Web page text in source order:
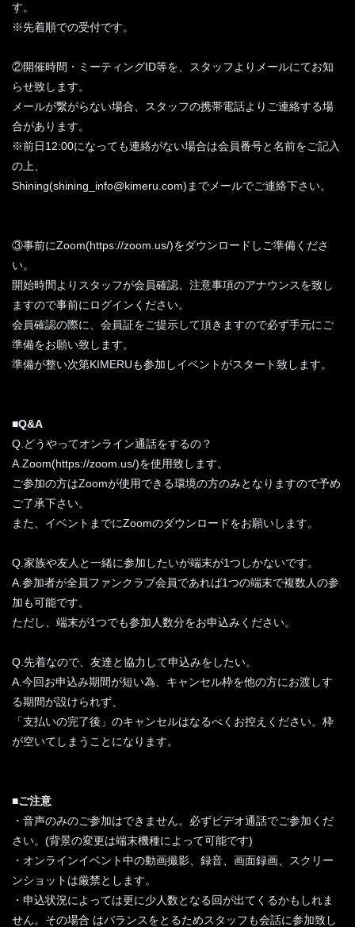
す。
※先着順での受付です。
②開催時間・ミーティングID等を、スタッフよりメールにてお知
らせ致します。
メールが繋がらない場合、スタッフの携帯電話よりご連絡する場
合があります。
※前日12:00になっても連絡がない場合は会員番号と名前をご記入
の上、
Shining(shining_info@kimeru.com)までメールでご連絡下さい。
③事前にZoom(https://zoom.us/)をダウンロードしご準備くださ
い。
開始時間よりスタッフが会員確認、注意事項のアナウンスを致し
ますので事前にログインください。
会員確認の際に、会員証をご提示して頂きますので必ず手元にご
準備をお願い致します。
準備が整い次第KIMERUも参加しイベントがスタート致します。
■Q&A
Q.どうやってオンライン通話をするの？
A.Zoom(https://zoom.us/)を使用致します。
ご参加の方はZoomが使用できる環境の方のみとなりますので予め
ご了承下さい。
また、イベントまでにZoomのダウンロードをお願いします。
Q.家族や友人と一緒に参加したいが端末が1つしかないです。
A.参加者が全員ファンクラブ会員であれば1つの端末で複数人の参
加も可能です。
ただし、端末が1つでも参加人数分をお申込みください。
Q.先着なので、友達と協力して申込みをしたい。
A.今回お申込み期間が短い為、キャンセル枠を他の方にお渡しす
る期間が設けられず、
「支払いの完了後」のキャンセルはなるべくお控えください。枠
が空いてしまうことになります。
■ご注意
・音声のみのご参加はできません。必ずビデオ通話でご参加くだ
さい。(背景の変更は端末機種によって可能です)
・オンラインイベント中の動画撮影、録音、画面録画、スクリー
ンショットは厳禁とします。
・申込状況によっては更に少人数となる回が出てくるかもしれま
せん。その場合 はバランスをとるためスタッフも会話に参加致し